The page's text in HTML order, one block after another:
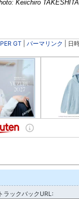
Keiichiro
GT パーマリンク | 日
ラックバックURL: